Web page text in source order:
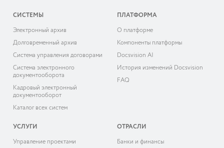
СИСТЕМЫ
Электронный архив
Долговременный архив
Система управления договорами
Система электронного
документооборота
Кадровый электронный
документооборот
Каталог всех систем
ПЛАТФОРМА
О платформе
Компоненты платформы
Docsvision AI
История изменений Docsvision
FAQ
УСЛУГИ
Управление проектами
ОТРАСЛИ
Банки и финансы